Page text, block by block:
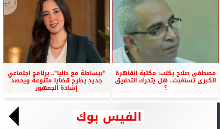
مصطفى صلاح يكتب: مكتبة القاهرة
الكبرى تستغيث.. هل يتحرك التحقيق
؟
”ببساطة مع داليا”.. برنامج اجتماعي
جديد يطرح قضايا متنوعة ويحصد
إشادة الجمهور
الفيس بوك